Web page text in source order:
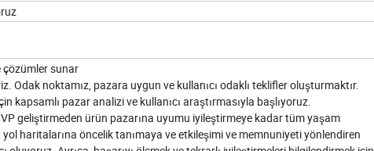
çözümler sunar
Odak noktamız, pazara uygun ve kullanıcı odaklı teklifler oluşturmaktır.
kapsamlı pazar analizi ve kullanıcı araştırmasıyla başlıyoruz.
geliştirmeden ürün pazarına uyumu iyileştirmeye kadar tüm yaşam
haritalarına öncelik tanımaya ve etkileşimi ve memnuniyeti yönlendiren